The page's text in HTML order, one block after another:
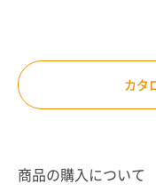
カタ
商品の購入について